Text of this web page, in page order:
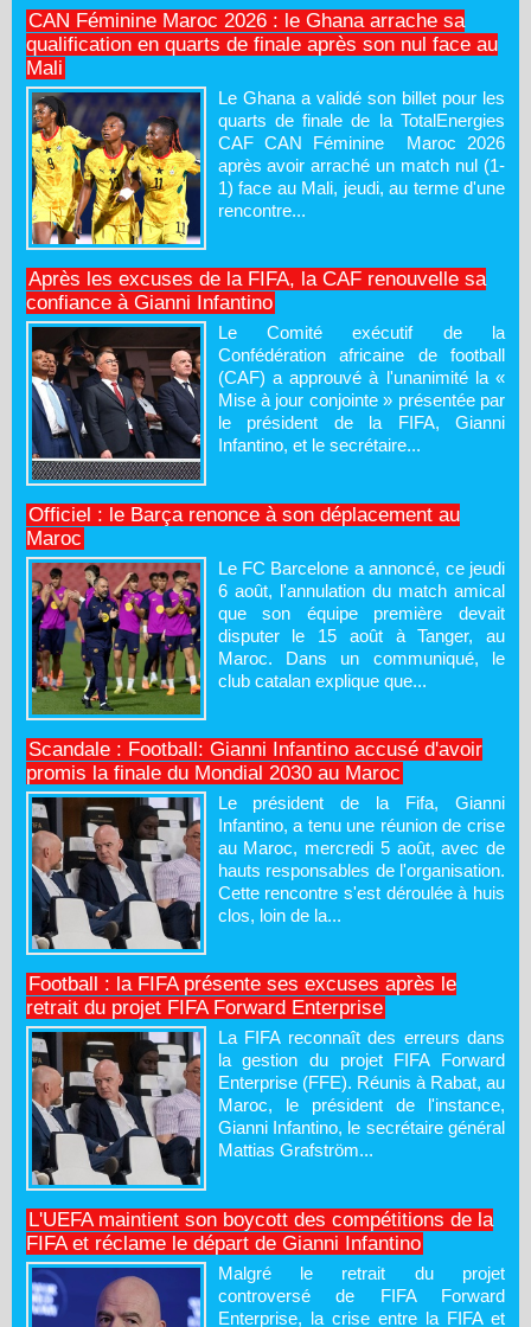
CAN Féminine Maroc 2026 : le Ghana arrache sa
qualification en quarts de finale après son nul face au
Mali
Le Ghana a validé son billet pour les
quarts de finale de la TotalEnergies
CAF CAN Féminine Maroc 2026
après avoir arraché un match nul (1-
1) face au Mali, jeudi, au terme d'une
rencontre...
Après les excuses de la FIFA, la CAF renouvelle sa
confiance à Gianni Infantino
Le Comité exécutif de la
Confédération africaine de football
(CAF) a approuvé à l'unanimité la «
Mise à jour conjointe » présentée par
le président de la FIFA, Gianni
Infantino, et le secrétaire...
Officiel : le Barça renonce à son déplacement au
Maroc
Le FC Barcelone a annoncé, ce jeudi
6 août, l'annulation du match amical
que son équipe première devait
disputer le 15 août à Tanger, au
Maroc. Dans un communiqué, le
club catalan explique que...
Scandale : Football: Gianni Infantino accusé d'avoir
promis la finale du Mondial 2030 au Maroc
Le président de la Fifa, Gianni
Infantino, a tenu une réunion de crise
au Maroc, mercredi 5 août, avec de
hauts responsables de l'organisation.
Cette rencontre s'est déroulée à huis
clos, loin de la...
Football : la FIFA présente ses excuses après le
retrait du projet FIFA Forward Enterprise
La FIFA reconnaît des erreurs dans
la gestion du projet FIFA Forward
Enterprise (FFE). Réunis à Rabat, au
Maroc, le président de l'instance,
Gianni Infantino, le secrétaire général
Mattias Grafström...
L'UEFA maintient son boycott des compétitions de la
FIFA et réclame le départ de Gianni Infantino
Malgré le retrait du projet
controversé de FIFA Forward
Enterprise, la crise entre la FIFA et